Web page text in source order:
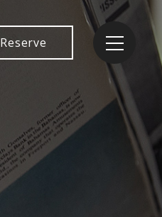
Reserve